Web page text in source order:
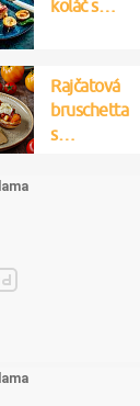
koláč s…
Rajčatová
bruschetta
s…